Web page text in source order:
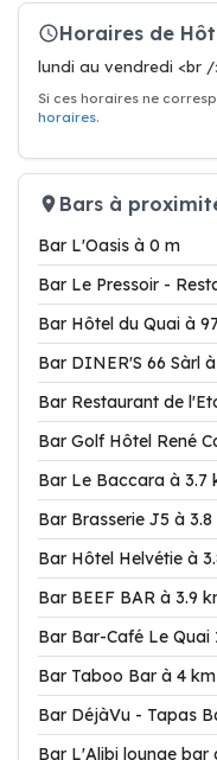
Horaires de
lundi au vendredi <br /
Si ces horaires ne
horaires.
Bars à
Bar L'Oasis à 0 m
Bar Le Pressoir -
Bar Hôtel du Quai à
Bar DINER'S 66 Sàrl
Bar Restaurant de
Bar Golf Hôtel René
Bar Le Baccara à 3.7
Bar Brasserie J5 à
Bar Hôtel Helvétie à
Bar BEEF BAR à 3.9
Bar Bar-Café Le Quai
Bar Taboo Bar à 4 km
Bar DéjàVu - Tapas
Bar L'Alibi lounge bar